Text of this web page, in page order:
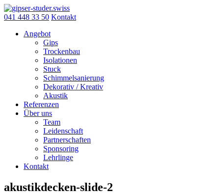
Skip
to
041 448 33 50 Kontakt
Angebot
Gips
Trockenbau
Isolationen
Stuck
Schimmelsanierung
Dekorativ / Kreativ
Akustik
Referenzen
Über uns
Team
Leidenschaft
Partnerschaften
Sponsoring
Lehrlinge
Kontakt
akustikdecken-slide-2